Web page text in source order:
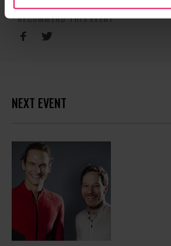
RECOMMEND THIS EVENT
NEXT EVENT